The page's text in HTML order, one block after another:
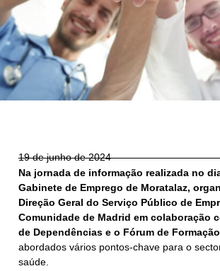
19 de junho de 2024
Na jornada de informação realizada no
Gabinete de Emprego de Moratalaz,
Direção Geral do Serviço Público de
Comunidade de Madrid em colaboração
de Dependências e o Fórum de
abordados vários pontos-chave para o
saúde.